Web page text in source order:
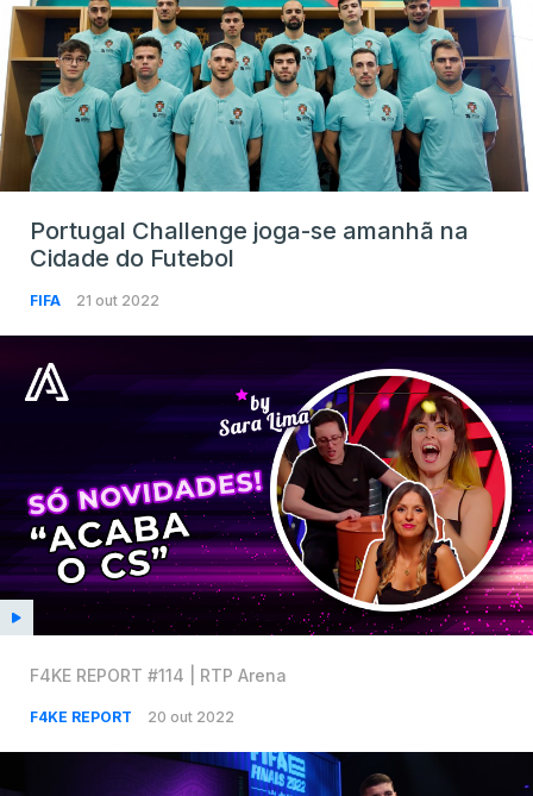
Portugal Challenge joga-se amanhã na
Cidade do Futebol
FIFA 21 out 2022
F4KE REPORT #114 | RTP Arena
F4KE REPORT 20 out 2022